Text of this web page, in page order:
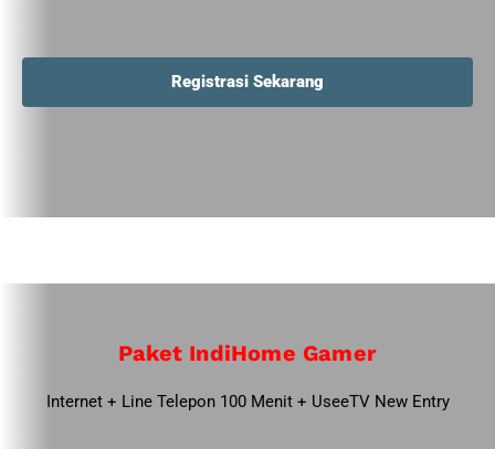
Registrasi Sekarang
Paket IndiHome Gamer
Internet + Line Telepon 100 Menit + UseeTV New Entry